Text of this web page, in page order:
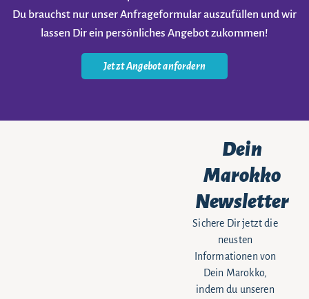
Du brauchst nur unser Anfrageformular auszufüllen und wir
lassen Dir ein persönliches Angebot zukommen!
Jetzt Angebot anfordern
Dein
Marokko
Newsletter
Sichere Dir jetzt die
neusten
Informationen von
Dein Marokko,
indem du unseren